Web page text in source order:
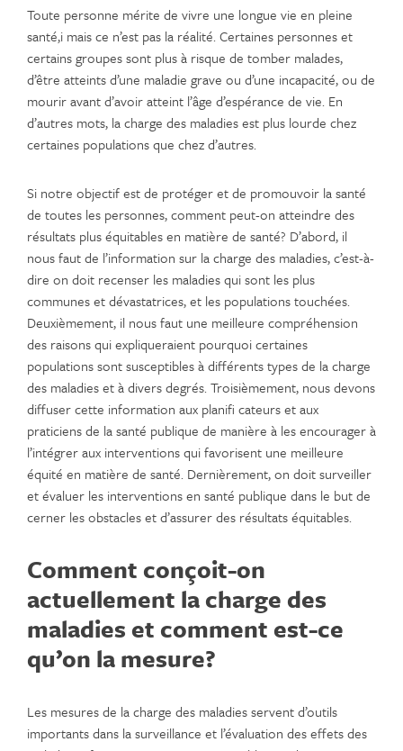
Toute personne mérite de vivre une longue vie en pleine
santé,i mais ce n’est pas la réalité. Certaines personnes et
certains groupes sont plus à risque de tomber malades,
d’être atteints d’une maladie grave ou d’une incapacité, ou de
mourir avant d’avoir atteint l’âge d’espérance de vie. En
d’autres mots, la charge des maladies est plus lourde chez
certaines populations que chez d’autres.
Si notre objectif est de protéger et de promouvoir la santé
de toutes les personnes, comment peut-on atteindre des
résultats plus équitables en matière de santé? D’abord, il
nous faut de l’information sur la charge des maladies, c’est-à-
dire on doit recenser les maladies qui sont les plus
communes et dévastatrices, et les populations touchées.
Deuxièmement, il nous faut une meilleure compréhension
des raisons qui expliqueraient pourquoi certaines
populations sont susceptibles à différents types de la charge
des maladies et à divers degrés. Troisièmement, nous devons
diffuser cette information aux planifi cateurs et aux
praticiens de la santé publique de manière à les encourager à
l’intégrer aux interventions qui favorisent une meilleure
équité en matière de santé. Dernièrement, on doit surveiller
et évaluer les interventions en santé publique dans le but de
cerner les obstacles et d’assurer des résultats équitables.
Comment conçoit-on
actuellement la charge des
maladies et comment est-ce
qu’on la mesure?
Les mesures de la charge des maladies servent d’outils
importants dans la surveillance et l’évaluation des effets des